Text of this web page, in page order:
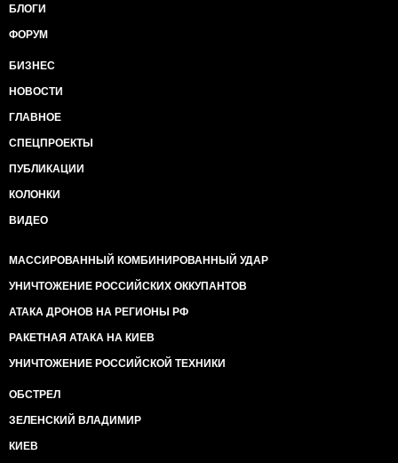
БЛОГИ
ФОРУМ
БИЗНЕС
НОВОСТИ
ГЛАВНОЕ
СПЕЦПРОЕКТЫ
ПУБЛИКАЦИИ
КОЛОНКИ
ВИДЕО
МАССИРОВАННЫЙ КОМБИНИРОВАННЫЙ УДАР
УНИЧТОЖЕНИЕ РОССИЙСКИХ ОККУПАНТОВ
АТАКА ДРОНОВ НА РЕГИОНЫ РФ
РАКЕТНАЯ АТАКА НА КИЕВ
УНИЧТОЖЕНИЕ РОССИЙСКОЙ ТЕХНИКИ
ОБСТРЕЛ
ЗЕЛЕНСКИЙ ВЛАДИМИР
КИЕВ